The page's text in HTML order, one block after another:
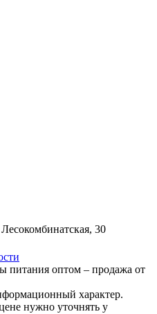
30
питания оптом – продажа от
характер.
нужно уточнять у